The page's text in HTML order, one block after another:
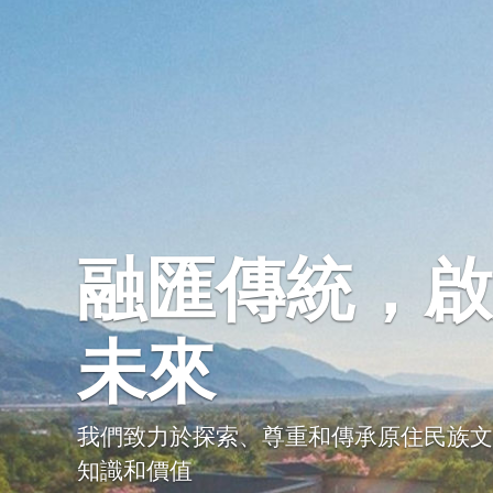
融匯傳統，
未來
我們致力於探索、尊重和傳承原住民族
知識和價值